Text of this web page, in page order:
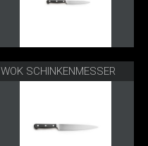
WOK SCHINKENMESSER